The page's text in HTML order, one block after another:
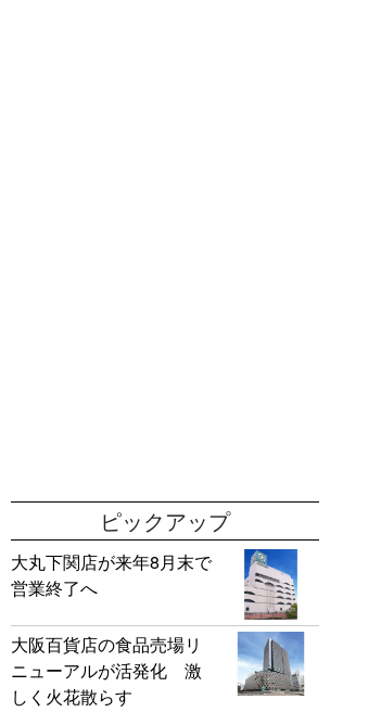
ピックアップ
大丸下関店が来年8月末で
営業終了へ
大阪百貨店の食品売場リ
ニューアルが活発化 激
しく火花散らす